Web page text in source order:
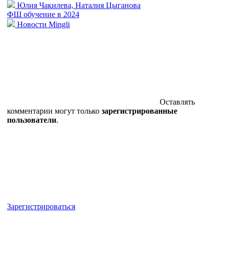
Юлия Чакилева, Наталия Цыганова
ФШ обучение в 2024
Новости Mingli
Оставлять
комментарии могут только зарегистрированные
пользователи.
Зарегистрироваться